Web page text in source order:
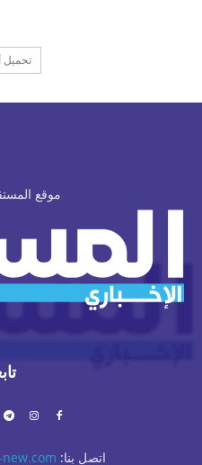
تحميل
موقع
اتصل بنا: